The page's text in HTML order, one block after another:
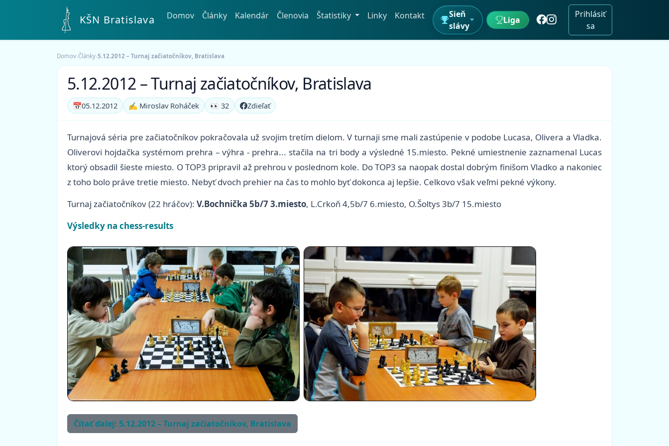
KŠN Bratislava Domov Články Kalendár Členovia Štatistiky Linky Kontakt
Sieň
slávy
Liga
Prihlásiť
sa
Domov›Články›5.12.2012 – Turnaj začiatočníkov, Bratislava
5.12.2012 – Turnaj začiatočníkov, Bratislava
📅05.12.2012 ✍️ Miroslav Roháček 👀 32 Zdieľať
Turnajová séria pre začiatočníkov pokračovala už svojim tretím dielom. V turnaji sme mali zastúpenie v podobe Lucasa, Olivera a Vladka.
Oliverovi hojdačka systémom prehra – výhra - prehra... stačila na tri body a výsledné 15.miesto. Pekné umiestnenie zaznamenal Lucas
ktorý obsadil šieste miesto. O TOP3 pripravil až prehrou v poslednom kole. Do TOP3 sa naopak dostal dobrým finišom Vladko a nakoniec
z toho bolo práve tretie miesto. Nebyť dvoch prehier na čas to mohlo byť dokonca aj lepšie. Celkovo však veľmi pekné výkony.
Turnaj začiatočníkov (22 hráčov): V.Bochnička 5b/7 3.miesto, L.Crkoň 4,5b/7 6.miesto, O.Šoltys 3b/7 15.miesto
Výsledky na chess-results
Čítať ďalej: 5.12.2012 – Turnaj začiatočníkov, Bratislava